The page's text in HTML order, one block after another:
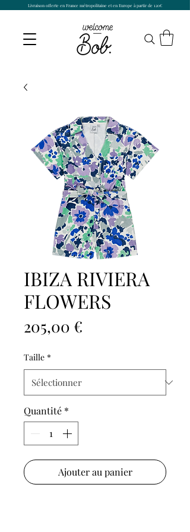
Livraison offerte en France métropolitaine et en Europe à partir de 120€
IBIZA RIVIERA
FLOWERS
205,00 €
Taille *
Quantité *
Ajouter au panier